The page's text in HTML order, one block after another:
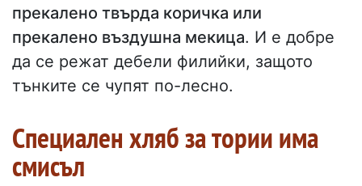
прекалено твърда коричка или
прекалено въздушна мекица. И е добре
да се режат дебели филийки, защото
тънките се чупят по-лесно.
Специален хляб за тории има
смисъл